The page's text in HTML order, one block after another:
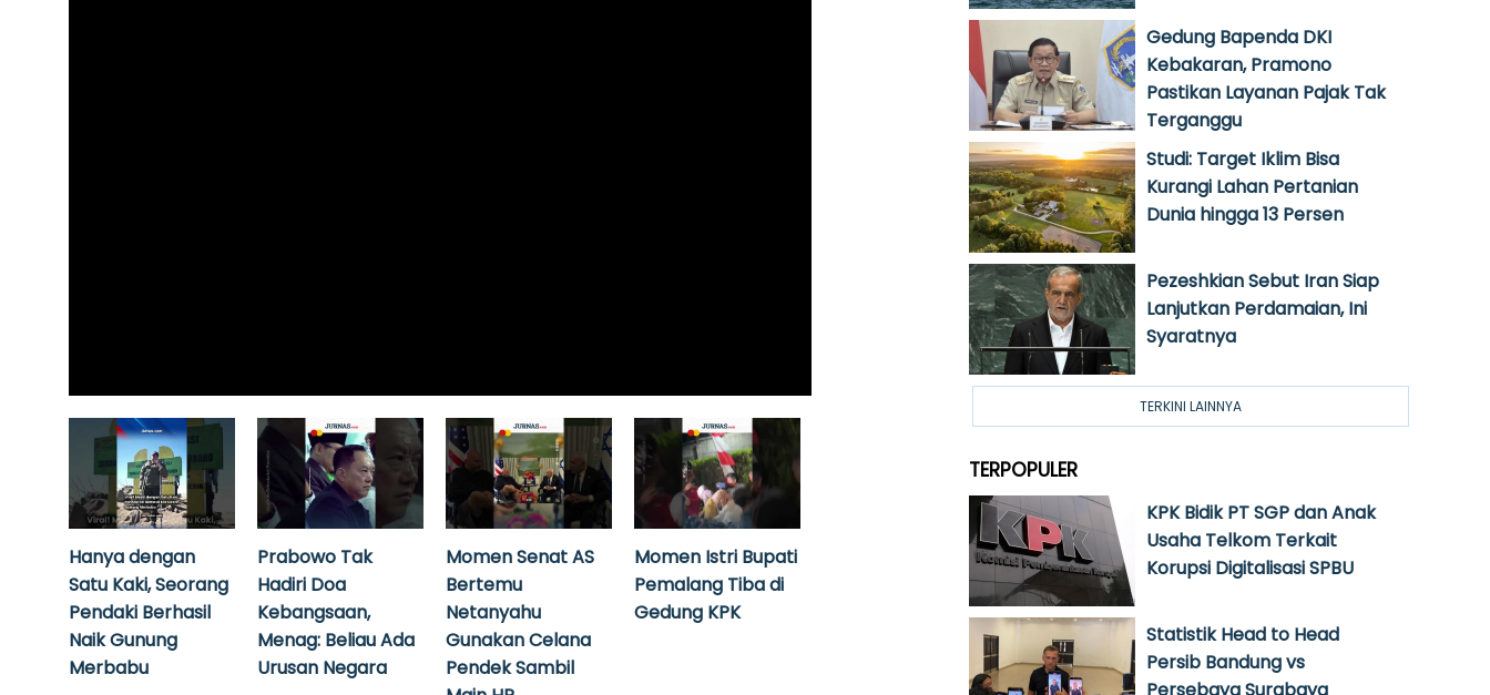
Hanya dengan
Satu Kaki, Seorang
Pendaki Berhasil
Naik Gunung
Merbabu
Prabowo Tak
Hadiri Doa
Kebangsaan,
Menag: Beliau Ada
Urusan Negara
Momen Senat AS
Bertemu
Netanyahu
Gunakan Celana
Pendek Sambil
Momen Istri Bupati
Pemalang Tiba di
Gedung KPK
Gedung Bapenda DKI
Kebakaran, Pramono
Pastikan Layanan Pajak Tak
Terganggu
Studi: Target Iklim Bisa
Kurangi Lahan Pertanian
Dunia hingga 13 Persen
Pezeshkian Sebut Iran Siap
Lanjutkan Perdamaian, Ini
Syaratnya
TERKINI LAINNYA
TERPOPULER
KPK Bidik PT SGP dan Anak
Usaha Telkom Terkait
Korupsi Digitalisasi SPBU
Statistik Head to Head
Persib Bandung vs